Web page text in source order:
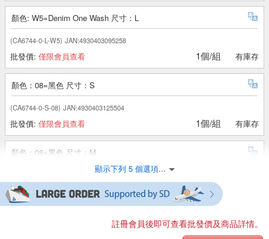
顏色: W5=Denim One Wash 尺寸：L
(CA6744-0-L-W5) JAN:4930403095258
批發價: 僅限會員查看 1個/組 有庫存
顏色：08=黑色 尺寸：S
(CA6744-0-S-08) JAN:4930403125504
批發價: 僅限會員查看 1個/組 有庫存
顏色：08=黑色 尺寸：M
JAN:4930403125511
批發價: 僅限會員查看 1個/組
顯示下列 5 個選項...
註冊會員後即可查看批發價及商品詳情。